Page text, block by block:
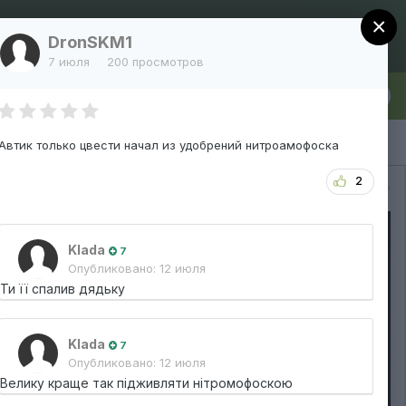
Уже зарегистрированы? Войти Регистрация
Вся активность
×
DronSKM1
7 июля 200 просмотров
только цвести начал из удобрений нитроамофоска
2
Klada 7
Опубликовано: 12 июля
Ти її спалив дядьку
Klada 7
Опубликовано: 12 июля
Велику краще так підживляти нітромофоскою